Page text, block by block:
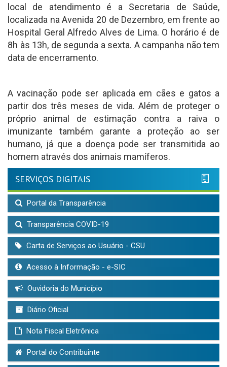
local de atendimento é a Secretaria de Saúde,
localizada na Avenida 20 de Dezembro, em frente ao
Hospital Geral Alfredo Alves de Lima. O horário é de
8h às 13h, de segunda a sexta. A campanha não tem
data de encerramento.
A vacinação pode ser aplicada em cães e gatos a
partir dos três meses de vida. Além de proteger o
próprio animal de estimação contra a raiva o
imunizante também garante a proteção ao ser
humano, já que a doença pode ser transmitida ao
homem através dos animais mamíferos.
SERVIÇOS DIGITAIS
Portal da Transparência
Transparência COVID-19
Carta de Serviços ao Usuário - CSU
Acesso à Informação - e-SIC
Ouvidoria do Município
Diário Oficial
Nota Fiscal Eletrônica
Portal do Contribuinte